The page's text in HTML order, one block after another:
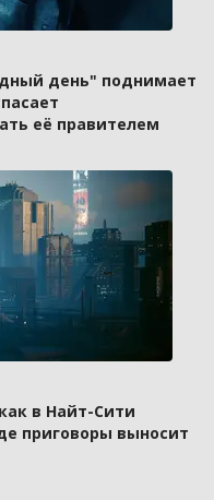
день" поднимает
её правителем
в Найт-Сити
приговоры выносит